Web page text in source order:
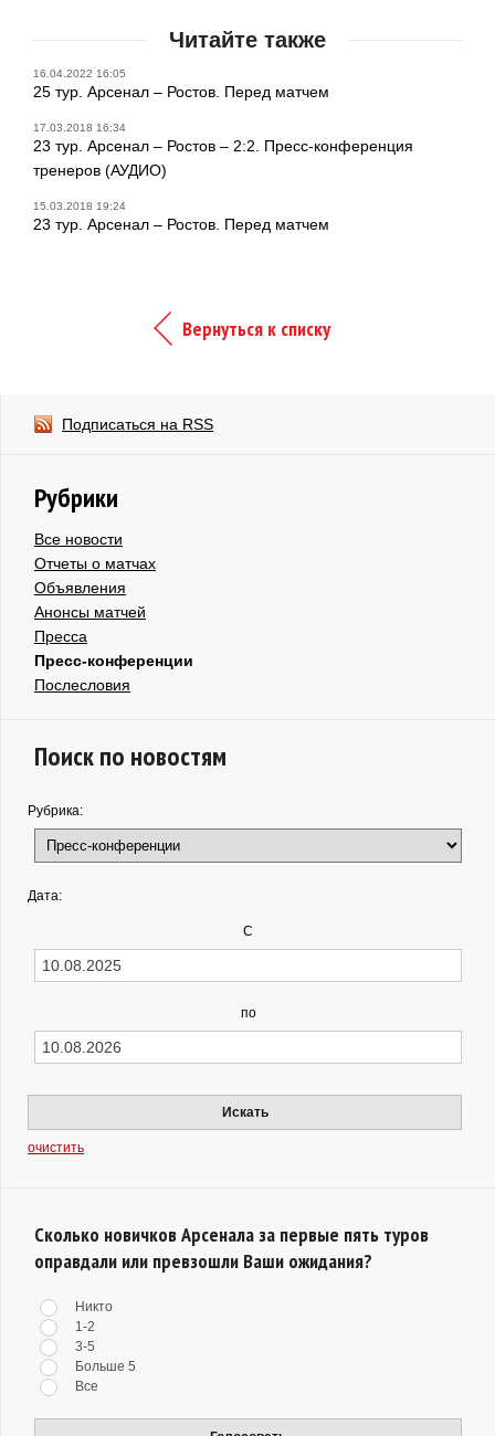
Читайте также
16.04.2022 16:05
25 тур. Арсенал – Ростов. Перед матчем
17.03.2018 16:34
23 тур. Арсенал – Ростов – 2:2. Пресс-конференция
тренеров (АУДИО)
15.03.2018 19:24
23 тур. Арсенал – Ростов. Перед матчем
Вернуться к списку
Подписаться на RSS
Рубрики
Все новости
Отчеты о матчах
Объявления
Анонсы матчей
Пресса
Пресс-конференции
Послесловия
Поиск по новостям
Рубрика:
Дата:
С
по
Искать
очистить
Сколько новичков Арсенала за первые пять туров
оправдали или превзошли Ваши ожидания?
Никто
1-2
3-5
Больше 5
Все